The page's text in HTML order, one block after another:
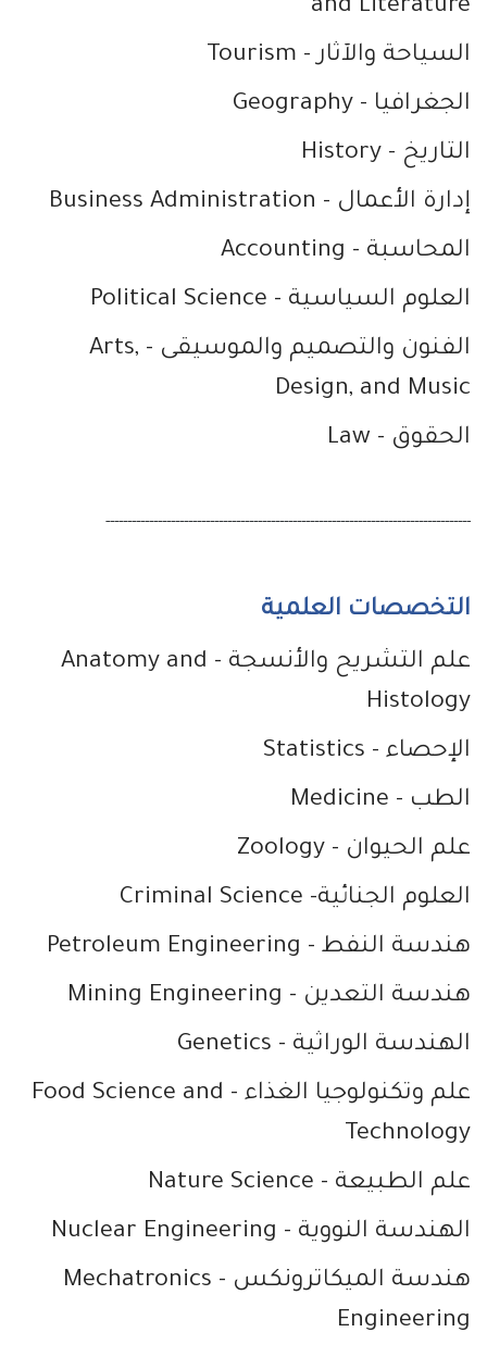
and Literature
السياحة والآثار- Tourism
الجغرافيا - Geography
التاريخ - History
إدارة الأعمال - Business Administration
المحاسبة - Accounting
العلوم السياسية - Political Science
الفنون والتصميم والموسيقى
- Arts,
Design, and Music
الحقوق - Law
------------------------------------------------------------------------------------
التخصصات العلمية
علم التشريح والأنسجة
- Anatomy and
Histology
الإحصاء - Statistics
الطب - Medicine
علم الحيوان - Zoology
العلوم الجنائية- Criminal Science
هندسة النفط - Petroleum Engineering
هندسة التعدين - Mining Engineering
الهندسة الوراثية - Genetics
علم وتكنولوجيا الغذاء
- Food Science and
Technology
علم الطبيعة - Nature Science
الهندسة النووية - Nuclear Engineering
هندسة الميكاترونكس
- Mechatronics
Engineering